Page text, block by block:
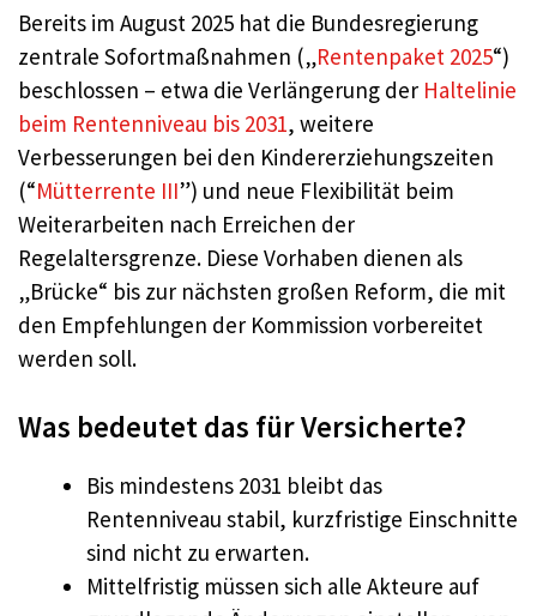
Bereits im August 2025 hat die Bundesregierung
zentrale Sofortmaßnahmen („Rentenpaket 2025“)
beschlossen – etwa die Verlängerung der Haltelinie
beim Rentenniveau bis 2031, weitere
Verbesserungen bei den Kindererziehungszeiten
(“Mütterrente III”) und neue Flexibilität beim
Weiterarbeiten nach Erreichen der
Regelaltersgrenze. Diese Vorhaben dienen als
„Brücke“ bis zur nächsten großen Reform, die mit
den Empfehlungen der Kommission vorbereitet
werden soll.
Was bedeutet das für Versicherte?
Bis mindestens 2031 bleibt das
Rentenniveau stabil, kurzfristige Einschnitte
sind nicht zu erwarten.
Mittelfristig müssen sich alle Akteure auf